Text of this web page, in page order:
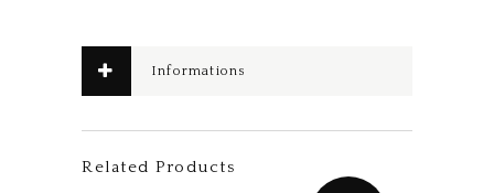
Informations
Related Products